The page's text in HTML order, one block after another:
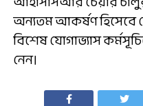
অন্যতম আকর্ষণ হিসেবে
বিশেষ যোগাভ্যাস
নেন।